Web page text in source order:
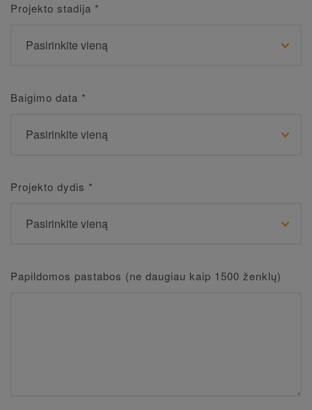
Projekto stadija *
Baigimo data *
Projekto dydis *
Papildomos pastabos (ne daugiau kaip 1500 ženklų)